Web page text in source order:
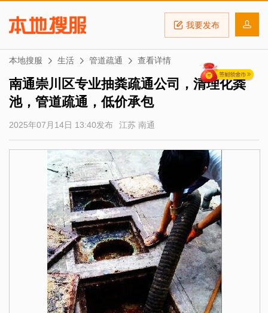
我要发布
本地搜服 生活 管道疏通 查看详情
南通崇川区专业抽粪疏通公司，清理化粪
池，管道疏通，低价承包
2025年07月14日 13:40发布 江苏 南通